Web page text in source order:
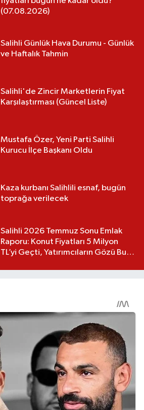
(07.08.2026)
Salihli Günlük Hava Durumu - Günlük
ve Haftalık Tahmin
Salihli'de Zincir Marketlerin Fiyat
Karşılaştırması (Güncel Liste)
Mustafa Özer, Yeni Parti Salihli
Kurucu İlçe Başkanı Oldu
Kaza kurbanı Salihlili esnaf, bugün
toprağa verilecek
Salihli 2026 Temmuz Sonu Emlak
Raporu: Konut Fiyatları 5 Milyon
TL’yi Geçti, Yatırımcıların Gözü Bu